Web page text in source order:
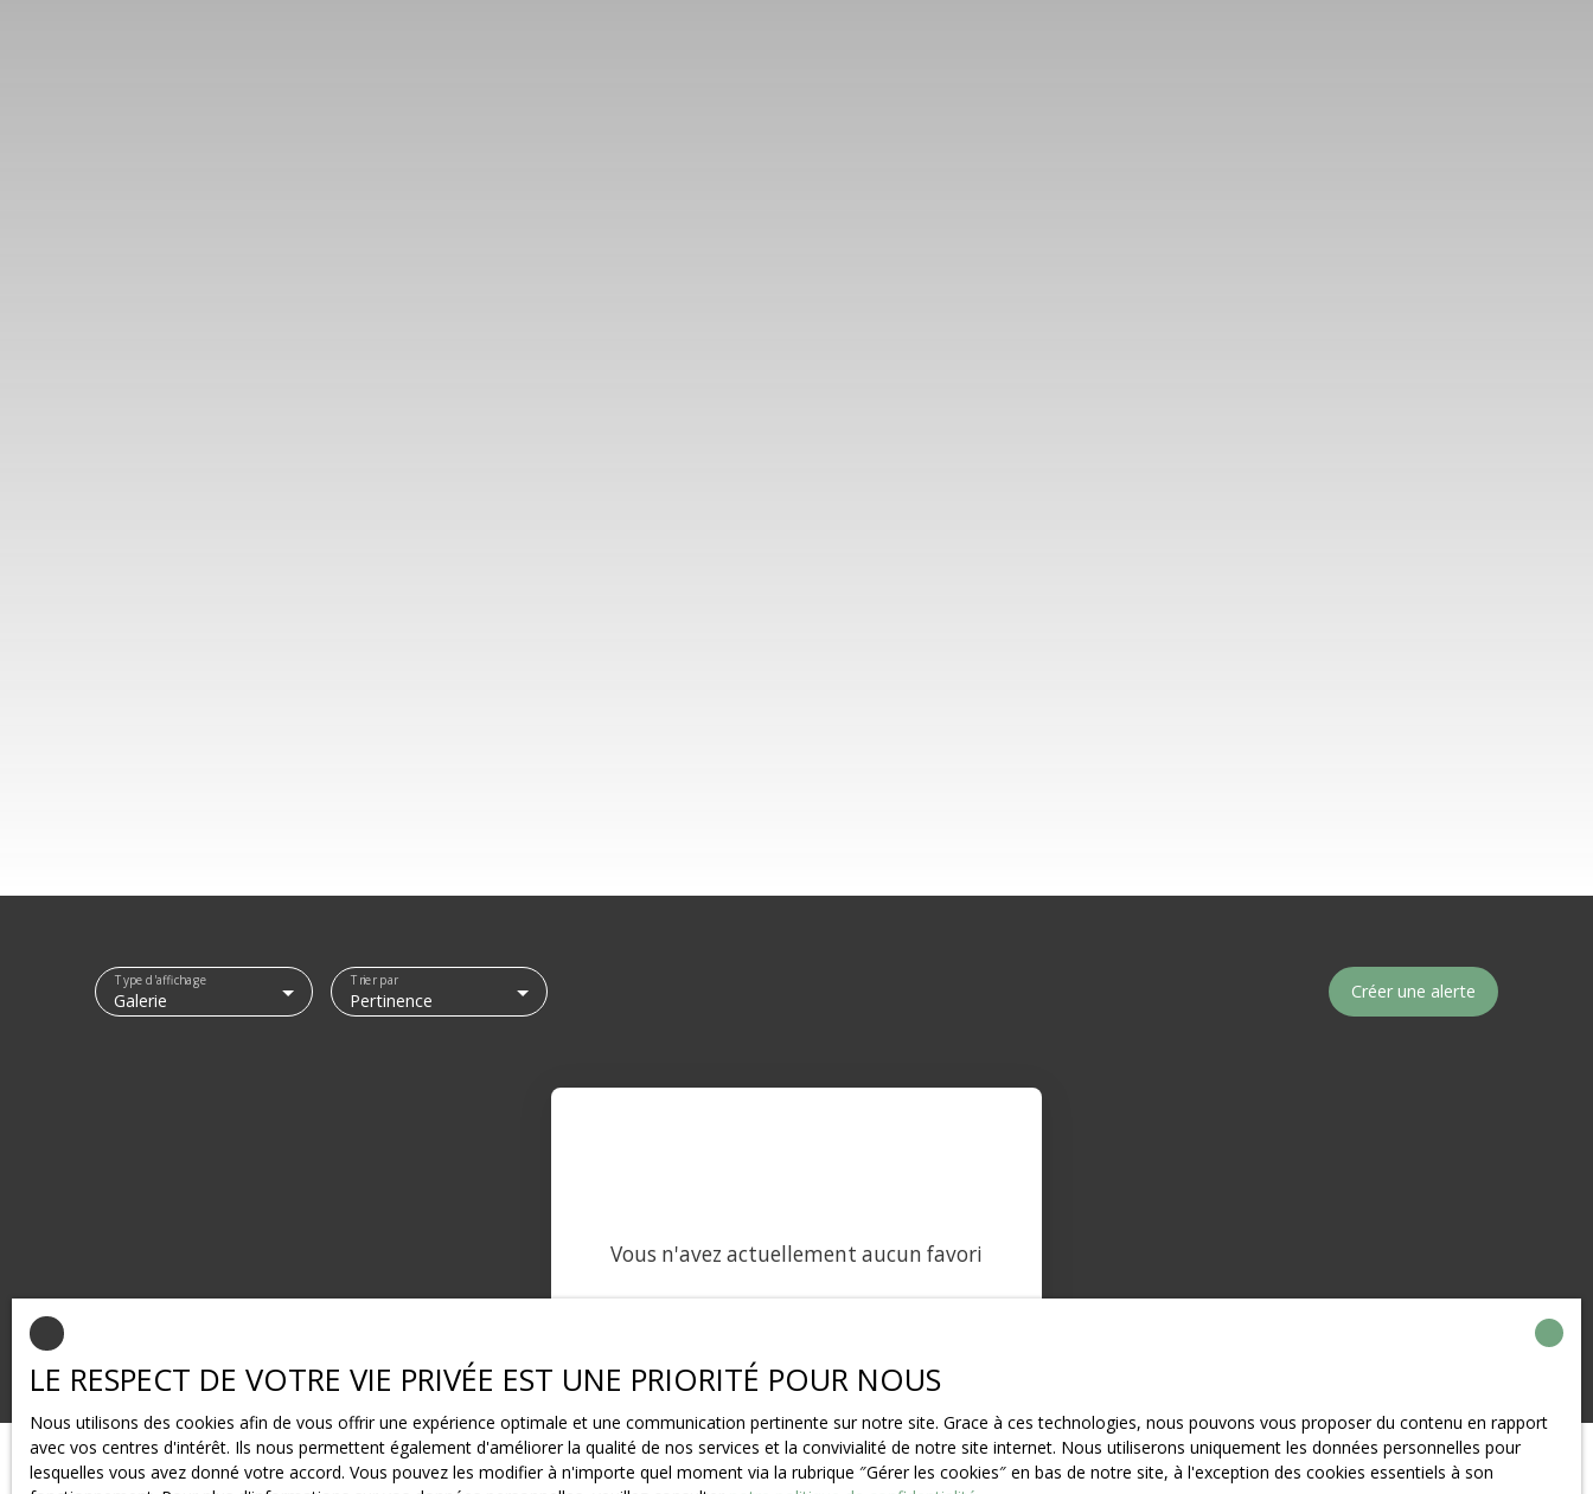
Galerie
Type d'affichage
Pertinence
Trier par Créer une alerte
Vous n'avez actuellement aucun favori
LE RESPECT DE VOTRE VIE PRIVÉE EST UNE PRIORITÉ POUR NOUS
Nous utilisons des cookies afin de vous offrir une expérience optimale et une communication pertinente sur notre site. Grace à ces technologies, nous pouvons vous proposer du contenu en rapport
avec vos centres d'intérêt. Ils nous permettent également d'améliorer la qualité de nos services et la convivialité de notre site internet. Nous utiliserons uniquement les données personnelles pour
lesquelles vous avez donné votre accord. Vous pouvez les modifier à n'importe quel moment via la rubrique ″Gérer les cookies″ en bas de notre site, à l'exception des cookies essentiels à son